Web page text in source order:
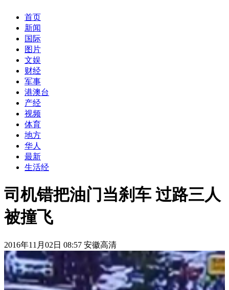
首页
新闻
国际
图片
文娱
财经
军事
港澳台
产经
视频
体育
地方
华人
最新
生活经
司机错把油门当刹车 过路三人
被撞飞
2016年11月02日 08:57 安徽高清